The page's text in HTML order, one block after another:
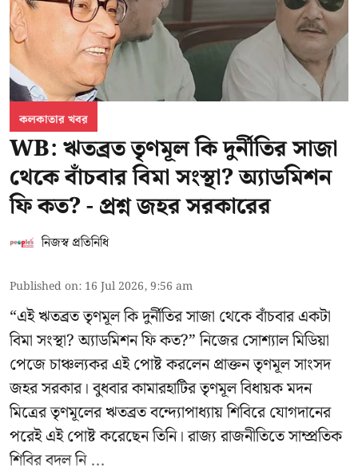
কলকাতার খবর
WB: ঋতব্রত তৃণমূল কি দুর্নীতির সাজা
থেকে বাঁচবার বিমা সংস্থা? অ্যাডমিশন
ফি কত? - প্রশ্ন জহর সরকারের
নিজস্ব প্রতিনিধি
Published on: 16 Jul 2026, 9:56 am
“এই ঋতব্রত তৃণমূল কি দুর্নীতির সাজা থেকে বাঁচবার একটা
বিমা সংস্থা? অ্যাডমিশন ফি কত?” নিজের সোশ্যাল মিডিয়া
পেজে চাঞ্চল্যকর এই পোষ্ট করলেন প্রাক্তন তৃণমূল সাংসদ
জহর সরকার। বুধবার কামারহাটির তৃণমূল বিধায়ক মদন
মিত্রেরতৃণমূলের ঋতব্রত বন্দ্যোপাধ্যায় শিবিরেযোগদানের
পরেই এই পোষ্ট করেছেন তিনি। রাজ্য রাজনীতিতে সাম্প্রতিক
শিবির বদল নি ...